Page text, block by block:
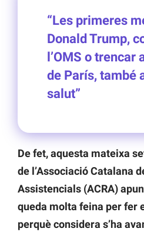
“Les primeres
Donald Trump,
l’OMS o trencar
de París, també
salut”
De fet, aquesta mateixa
de l’Associació Catalana
Assistencials (ACRA)
queda molta feina per fer
perquè considera s’ha